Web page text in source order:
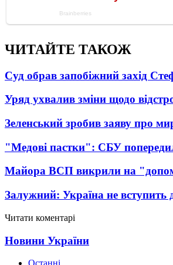
ЧИТАЙТЕ ТАКОЖ
Суд обрав запобіжний захід
Уряд ухвалив зміни щодо
Зеленський зробив заяву про
"Медові пастки": СБУ
Майора ВСП викрили на
Залужний: Україна не
Читати коментарі
Новини України